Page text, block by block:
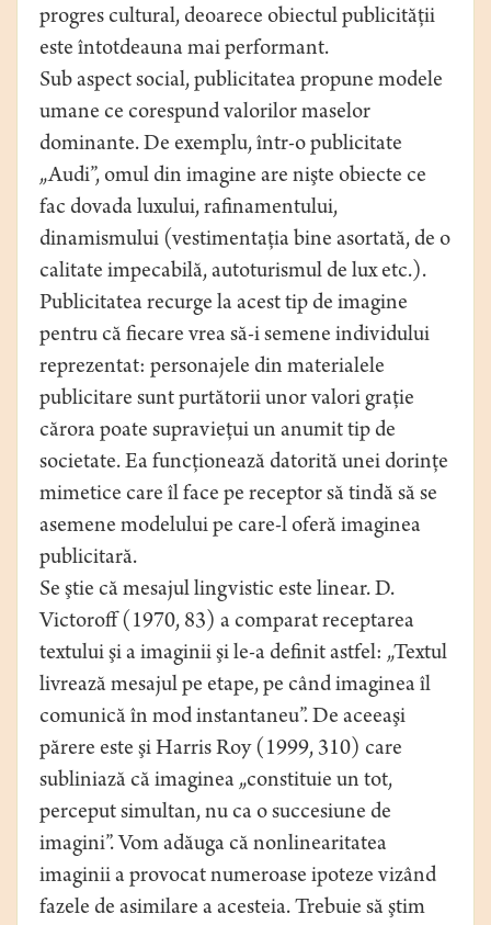
progres cultural, deoarece obiectul publicităţii
este întotdeauna mai performant.
Sub aspect social, publicitatea propune modele
umane ce corespund valorilor maselor
dominante. De exemplu, într-o publicitate
„Audi”, omul din imagine are nişte obiecte ce
fac dovada luxului, rafinamentului,
dinamismului (vestimentaţia bine asortată, de o
calitate impecabilă, autoturismul de lux etc.).
Publicitatea recurge la acest tip de imagine
pentru că fiecare vrea să-i semene individului
reprezentat: personajele din materialele
publicitare sunt purtătorii unor valori graţie
cărora poate supravieţui un anumit tip de
societate. Ea funcţionează datorită unei dorinţe
mimetice care îl face pe receptor să tindă să se
asemene modelului pe care-l oferă imaginea
publicitară.
Se ştie că mesajul lingvistic este linear. D.
Victoroff (1970, 83) a comparat receptarea
textului şi a imaginii şi le-a definit astfel: „Textul
livrează mesajul pe etape, pe când imaginea îl
comunică în mod instantaneu”. De aceeaşi
părere este şi Harris Roy (1999, 310) care
subliniază că imaginea „constituie un tot,
perceput simultan, nu ca o succesiune de
imagini”. Vom adăuga că nonlinearitatea
imaginii a provocat numeroase ipoteze vizând
fazele de asimilare a acesteia. Trebuie să ştim